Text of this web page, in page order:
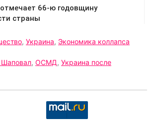
, Украина, Экономика коллапса
Шаповал, ОСМД, Украина после